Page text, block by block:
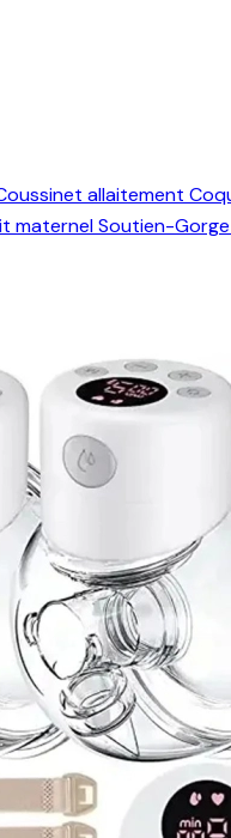
allaitement
maternelSoutien-